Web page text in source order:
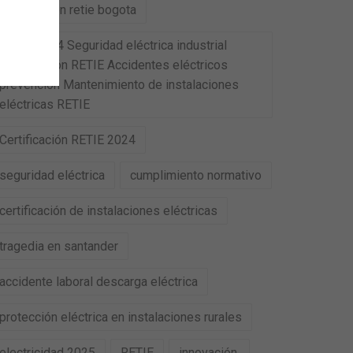
certificacion retie bogota
RETIE 2024 Seguridad eléctrica industrial
Certificación RETIE Accidentes eléctricos
prevención Mantenimiento de instalaciones
eléctricas RETIE
Certificación RETIE 2024
seguridad eléctrica cumplimiento normativo
certificación de instalaciones eléctricas
tragedia en santander
accidente laboral descarga eléctrica
protección eléctrica en instalaciones rurales